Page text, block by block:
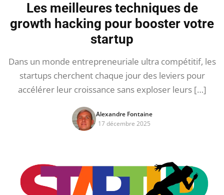
Les meilleures techniques de
growth hacking pour booster votre
startup
Dans un monde entrepreneuriale ultra compétitif, les
startups cherchent chaque jour des leviers pour
accélérer leur croissance sans exploser leurs […]
Alexandre Fontaine
17 décembre 2025